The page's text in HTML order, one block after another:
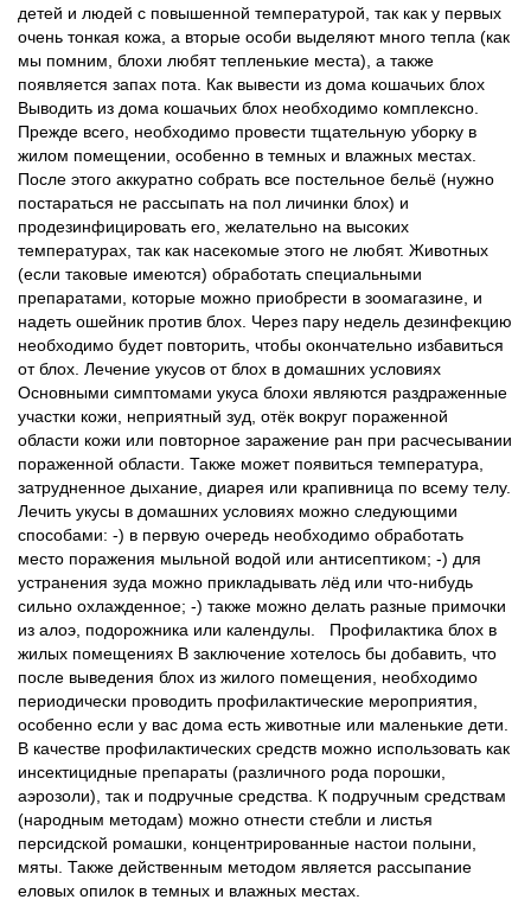
детей и людей с повышенной температурой, так как у первых
очень тонкая кожа, а вторые особи выделяют много тепла (как
мы помним, блохи любят тепленькие места), а также
появляется запах пота. Как вывести из дома кошачьих блох
Выводить из дома кошачьих блох необходимо комплексно.
Прежде всего, необходимо провести тщательную уборку в
жилом помещении, особенно в темных и влажных местах.
После этого аккуратно собрать все постельное бельё (нужно
постараться не рассыпать на пол личинки блох) и
продезинфицировать его, желательно на высоких
температурах, так как насекомые этого не любят. Животных
(если таковые имеются) обработать специальными
препаратами, которые можно приобрести в зоомагазине, и
надеть ошейник против блох. Через пару недель дезинфекцию
необходимо будет повторить, чтобы окончательно избавиться
от блох. Лечение укусов от блох в домашних условиях
Основными симптомами укуса блохи являются раздраженные
участки кожи, неприятный зуд, отёк вокруг пораженной
области кожи или повторное заражение ран при расчесывании
пораженной области. Также может появиться температура,
затрудненное дыхание, диарея или крапивница по всему телу.
Лечить укусы в домашних условиях можно следующими
способами: -) в первую очередь необходимо обработать
место поражения мыльной водой или антисептиком; -) для
устранения зуда можно прикладывать лёд или что-нибудь
сильно охлажденное; -) также можно делать разные примочки
из алоэ, подорожника или календулы. Профилактика блох в
жилых помещениях В заключение хотелось бы добавить, что
после выведения блох из жилого помещения, необходимо
периодически проводить профилактические мероприятия,
особенно если у вас дома есть животные или маленькие дети.
В качестве профилактических средств можно использовать как
инсектицидные препараты (различного рода порошки,
аэрозоли), так и подручные средства. К подручным средствам
(народным методам) можно отнести стебли и листья
персидской ромашки, концентрированные настои полыни,
мяты. Также действенным методом является рассыпание
еловых опилок в темных и влажных местах.